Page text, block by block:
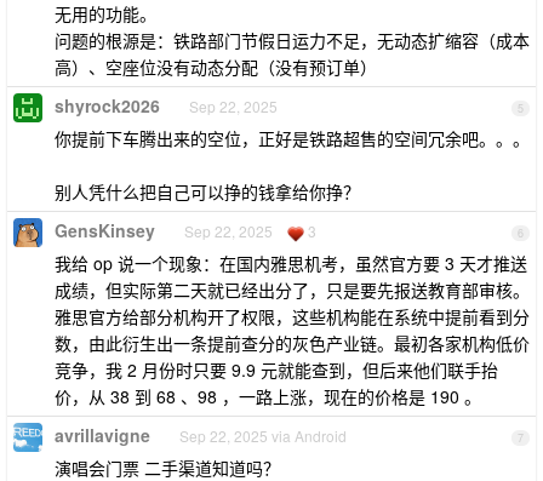
无用的功能。
问题的根源是：铁路部门节假日运力不足，无动态扩缩容（成本
高）、空座位没有动态分配（没有预订单）
5
shyrock2026 Sep 22, 2025
你提前下车腾出来的空位，正好是铁路超售的空间冗余吧。。。
别人凭什么把自己可以挣的钱拿给你挣？
6
GensKinsey Sep 22, 2025 3
我给 op 说一个现象：在国内雅思机考，虽然官方要 3 天才推送
成绩，但实际第二天就已经出分了，只是要先报送教育部审核。
雅思官方给部分机构开了权限，这些机构能在系统中提前看到分
数，由此衍生出一条提前查分的灰色产业链。最初各家机构低价
竞争，我 2 月份时只要 9.9 元就能查到，但后来他们联手抬
价，从 38 到 68 、98 ，一路上涨，现在的价格是 190 。
7
avrillavigne Sep 22, 2025 via Android
演唱会门票 二手渠道知道吗？